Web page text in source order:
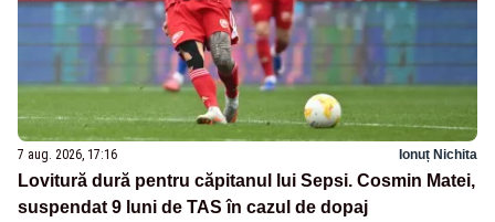
7 aug. 2026, 17:16 Ionuț Nichita
Lovitură dură pentru căpitanul lui Sepsi. Cosmin Matei,
suspendat 9 luni de TAS în cazul de dopaj